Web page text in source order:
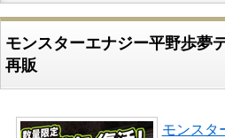
モンスターエナジー平野歩夢
再販
モンスタ